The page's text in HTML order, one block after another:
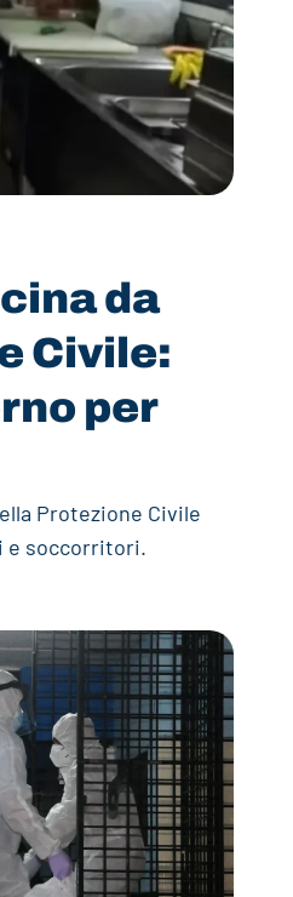
da
Civile:
per
Protezione Civile
e soccorritori.